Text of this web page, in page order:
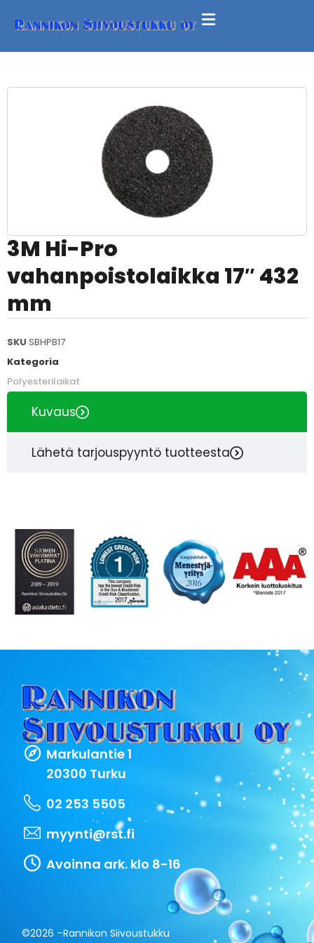
3M Hi-Pro
vahanpoistolaikka 17″ 432
mm
SKU SBHPB17
Kategoria
Polyesterilaikat
Kuvaus
Lähetä tarjouspyyntö tuotteesta
Markulantie 1
20300 Turku
02 253 5505
myynti@rst.fi
Avoinna ark. klo 8-16
©2026 –Rannikon Siivoustukku